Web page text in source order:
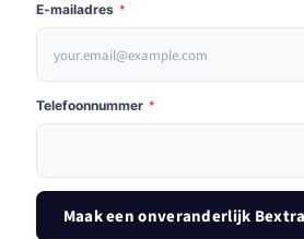
E-mailadres *
Telefoonnummer *
Maak een onveranderlijk